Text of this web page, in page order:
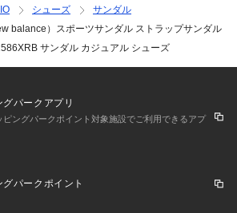
ンダル ストラップサンダル Lady's Lady
す 女性 スポサン スポーツサンダル 普
ャー アウトドア 安定感 快適 履き心地
ン性 おしゃれ シンプル 黒 くろ 2605su
シューズ
サンダル
balance）スポーツサンダル ストラップサンダル
サンダル カジュアル シューズ
パークアプリ
ピングパークポイント対象施設でご利用できるアプ
パークポイント